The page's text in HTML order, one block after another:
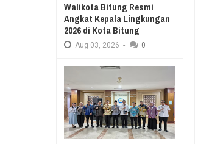
Walikota Bitung Resmi
Angkat Kepala Lingkungan
2026 di Kota Bitung
Aug 03, 2026 - 0